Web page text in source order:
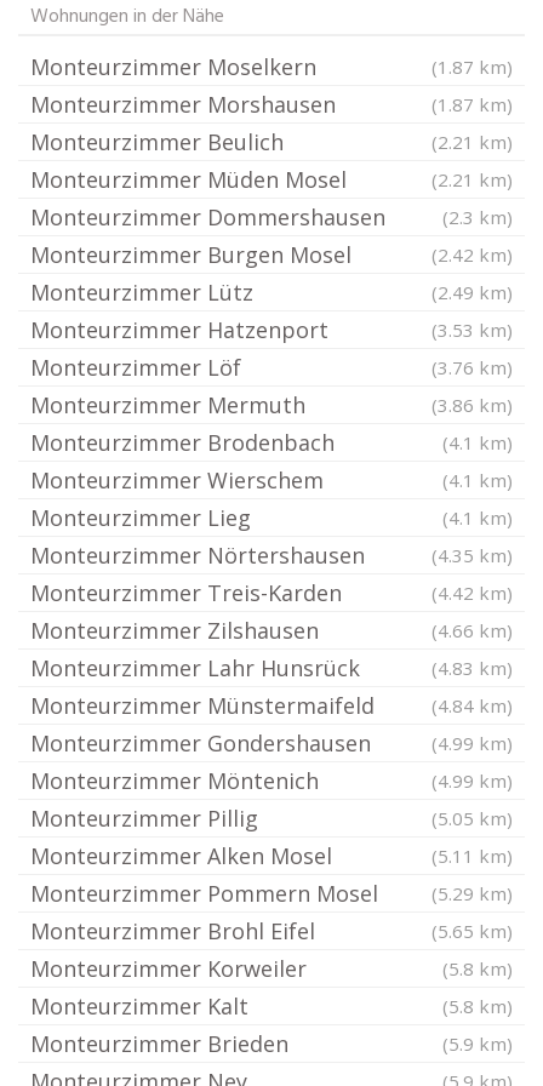
Wohnungen in der Nähe
Monteurzimmer Moselkern (1.87 km)
Monteurzimmer Morshausen (1.87 km)
Monteurzimmer Beulich (2.21 km)
Monteurzimmer Müden Mosel (2.21 km)
Monteurzimmer Dommershausen (2.3 km)
Monteurzimmer Burgen Mosel (2.42 km)
Monteurzimmer Lütz (2.49 km)
Monteurzimmer Hatzenport (3.53 km)
Monteurzimmer Löf (3.76 km)
Monteurzimmer Mermuth (3.86 km)
Monteurzimmer Brodenbach (4.1 km)
Monteurzimmer Wierschem (4.1 km)
Monteurzimmer Lieg (4.1 km)
Monteurzimmer Nörtershausen (4.35 km)
Monteurzimmer Treis-Karden (4.42 km)
Monteurzimmer Zilshausen (4.66 km)
Monteurzimmer Lahr Hunsrück (4.83 km)
Monteurzimmer Münstermaifeld (4.84 km)
Monteurzimmer Gondershausen (4.99 km)
Monteurzimmer Möntenich (4.99 km)
Monteurzimmer Pillig (5.05 km)
Monteurzimmer Alken Mosel (5.11 km)
Monteurzimmer Pommern Mosel (5.29 km)
Monteurzimmer Brohl Eifel (5.65 km)
Monteurzimmer Korweiler (5.8 km)
Monteurzimmer Kalt (5.8 km)
Monteurzimmer Brieden (5.9 km)
(5.9 km)